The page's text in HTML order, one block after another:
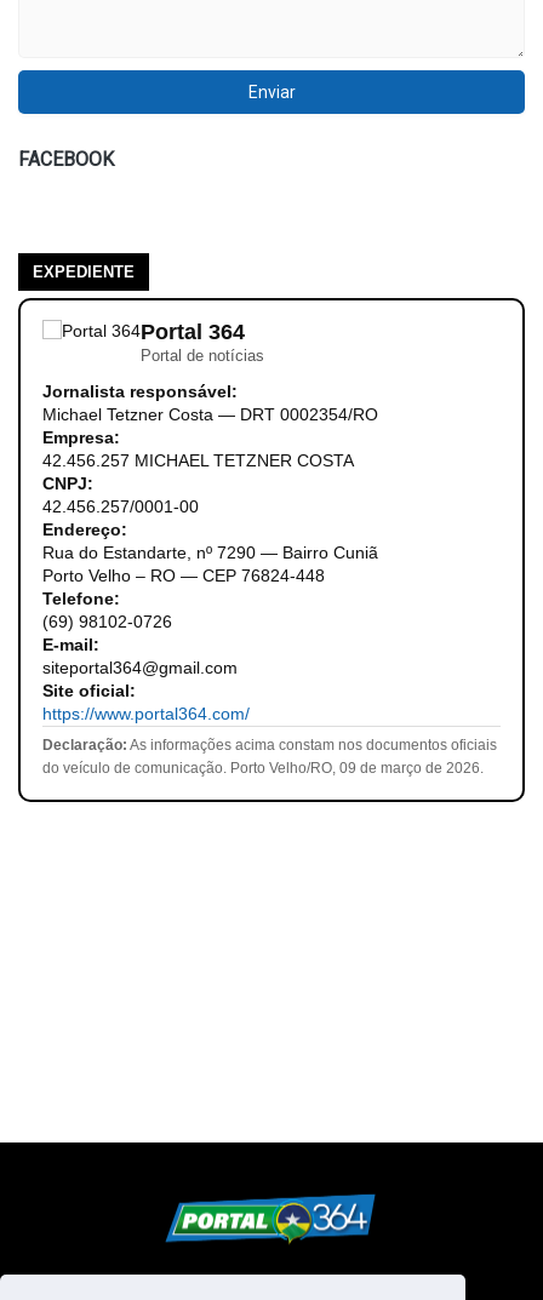
FACEBOOK
EXPEDIENTE
Portal 364
Portal de notícias
Jornalista responsável:
Michael Tetzner Costa — DRT 0002354/RO
Empresa:
42.456.257 MICHAEL TETZNER COSTA
CNPJ:
42.456.257/0001-00
Endereço:
Rua do Estandarte, nº 7290 — Bairro Cuniã
Porto Velho – RO — CEP 76824-448
Telefone:
(69) 98102-0726
E-mail:
siteportal364@gmail.com
Site oficial:
https://www.portal364.com/
Declaração: As informações acima constam nos documentos oficiais
do veículo de comunicação. Porto Velho/RO, 09 de março de 2026.